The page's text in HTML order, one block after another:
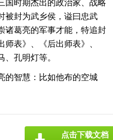
国时期杰出的政治家、战略
被封为武乡侯，谥曰忠武
诸葛亮的军事才能，特追封
表》、《后出师表》、
、孔明灯等。
的智慧：比如他布的空城
点击下载文档